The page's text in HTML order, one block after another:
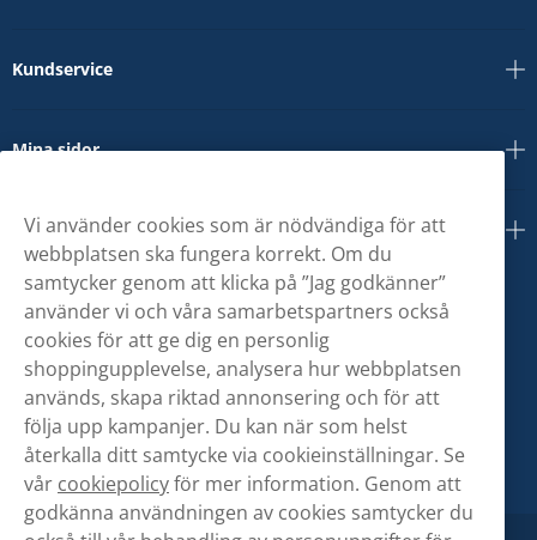
Kundservice
Mina sidor
Om oss
Vi använder cookies som är nödvändiga för att
webbplatsen ska fungera korrekt. Om du
samtycker genom att klicka på ”Jag godkänner”
använder vi och våra samarbetspartners också
cookies för att ge dig en personlig
shoppingupplevelse, analysera hur webbplatsen
används, skapa riktad annonsering och för att
följa upp kampanjer. Du kan när som helst
återkalla ditt samtycke via cookieinställningar. Se
vår cookiepolicyför mer information. Genom att
godkänna användningen av cookies samtycker du